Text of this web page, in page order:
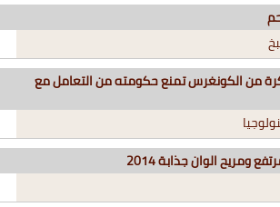
من الكونغرس تمنع حكومته من التعامل مع
الوان جذابة 2014